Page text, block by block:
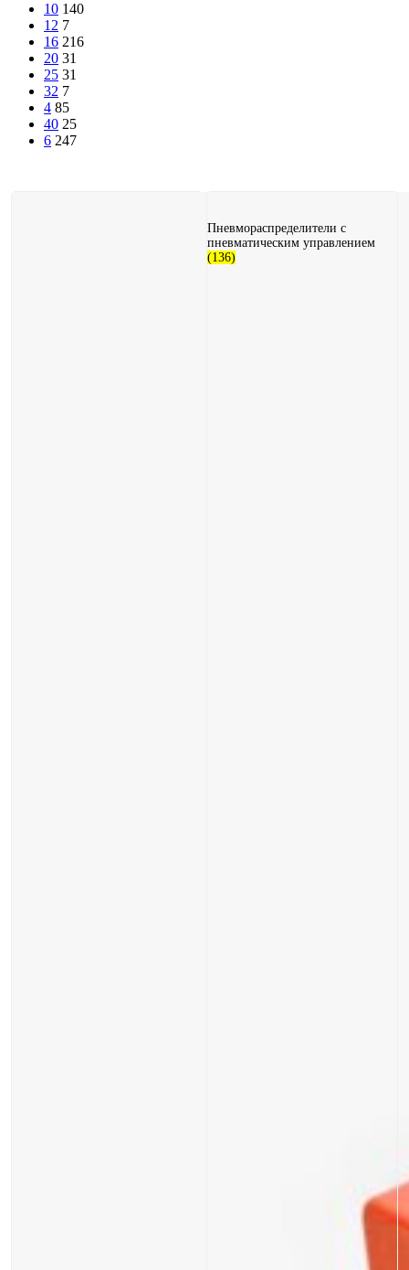
10 140
12 7
16 216
20 31
25 31
32 7
4 85
40 25
6 247
Пневмораспределители с
пневматическим управлением
(136)